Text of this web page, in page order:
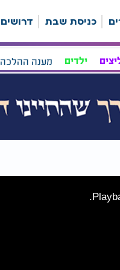
כניסת שבת דרושים
ילדים מענה ההלכה